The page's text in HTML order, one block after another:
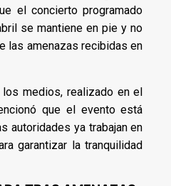
el concierto programado
se mantiene en pie y no
las amenazas recibidas en
los medios, realizado en el
que el evento está
autoridades ya trabajan en
garantizar la tranquilidad